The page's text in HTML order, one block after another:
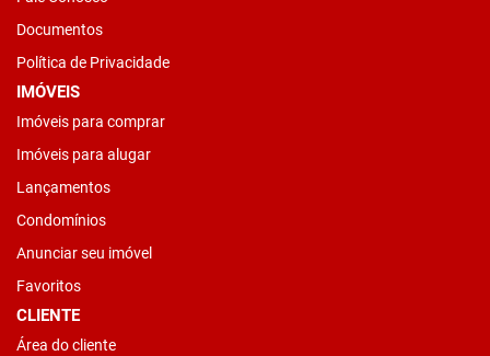
Documentos
Política de Privacidade
IMÓVEIS
Imóveis para comprar
Imóveis para alugar
Lançamentos
Condomínios
Anunciar seu imóvel
Favoritos
CLIENTE
Área do cliente